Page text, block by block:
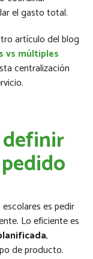
el gasto total.
artículo del blog
vs múltiples
centralización
es pedir
Lo eficiente es
,
de producto.